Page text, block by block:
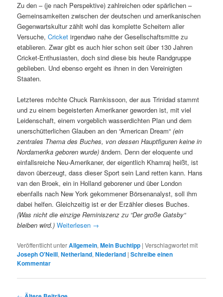
Zu den – (je nach Perspektive) zahlreichen oder spärlichen –
Gemeinsamkeiten zwischen der deutschen und amerikanischen
Gegenwartskultur zählt wohl das komplette Scheitern aller
Versuche,Cricket irgendwo nahe der Gesellschaftsmitte zu
etablieren. Zwar gibt es auch hier schon seit über 130 Jahren
Cricket-Enthusiasten, doch sind diese bis heute Randgruppe
geblieben. Und ebenso ergeht es ihnen in den Vereinigten
Staaten.
Letzteres möchte Chuck Ramkissoon, der aus Trinidad stammt
und zu einem begeisterten Amerikaner geworden ist, mit viel
Leidenschaft, einem vorgeblich wasserdichten Plan und dem
unerschütterlichen Glauben an den “American Dream“(ein
zentrales Thema des Buches, von dessen Hauptfiguren keine in
Nordamerika geboren wurde)ändern. Denn der eloquente und
einfallsreiche Neu-Amerikaner, der eigentlich Khamraj heißt, ist
davon überzeugt, dass dieser Sport sein Land retten kann. Hans
van den Broek, ein in Holland geborener und über London
ebenfalls nach New York gekommener Börsenanalyst, soll ihm
dabei helfen. Gleichzeitig ist er der Erzähler dieses Buches.
(Was nicht die einzige Reminiszenz zu “Der große Gatsby“
bleiben wird.)Weiterlesen →
Veröffentlicht unterAllgemein,Mein Buchtipp |Verschlagwortet mit
Joseph O'Neill,Netherland,Niederland |Schreibe einen
Kommentar
Beitragsnavigation